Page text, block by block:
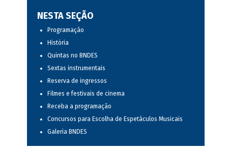
NESTA SEÇÃO
Programação
História
Quintas no BNDES
Sextas instrumentais
Reserva de ingressos
Filmes e festivais de cinema
Receba a programação
Concursos para Escolha de Espetáculos Musicais
Galeria BNDES